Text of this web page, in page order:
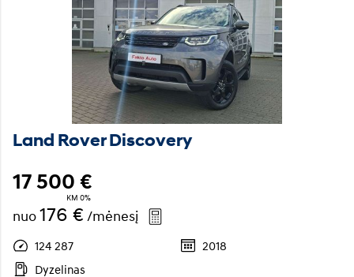
Land Rover Discovery
17 500 €
KM 0%
nuo176 € /mėnesį
124 287
2018
Dyzelinas